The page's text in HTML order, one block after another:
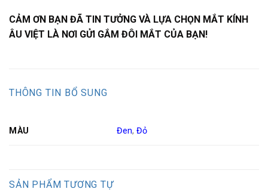
CẢM ƠN BẠN ĐÃ TIN TƯỞNG VÀ LỰA CHỌN MẮT KÍNH
ÂU VIỆT LÀ NƠI GỬI GẮM ĐÔI MẮT CỦA BẠN!
THÔNG TIN BỔ SUNG
MÀU Đen,Đỏ
SẢN PHẨM TƯƠNG TỰ